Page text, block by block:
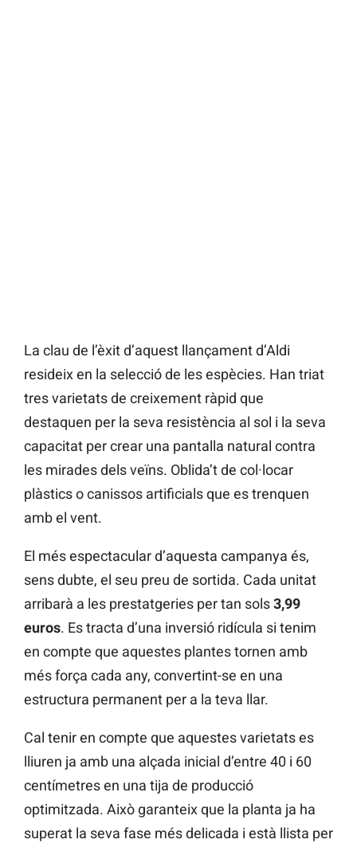
La clau de l’èxit d’aquest llançament d’Aldi
resideix en la selecció de les espècies. Han triat
tres varietats de creixement ràpid que
destaquen per la seva resistència al sol i la seva
capacitat per crear una pantalla natural contra
les mirades dels veïns. Oblida’t de col·locar
plàstics o canissos artificials que es trenquen
amb el vent.
El més espectacular d’aquesta campanya és,
sens dubte, el seu preu de sortida. Cada unitat
arribarà a les prestatgeries per tan sols3,99
euros. Es tracta d’una inversió ridícula si tenim
en compte que aquestes plantes tornen amb
més força cada any, convertint-se en una
estructura permanent per a la teva llar.
Cal tenir en compte que aquestes varietats es
lliuren ja amb una alçada inicial d’entre 40 i 60
centímetres en una tija de producció
optimitzada. Això garanteix que la planta ja ha
superat la seva fase més delicada i està llista per